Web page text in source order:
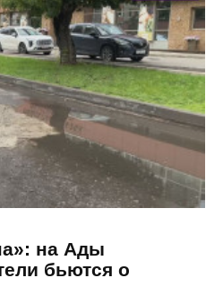
на Ады
бьются о